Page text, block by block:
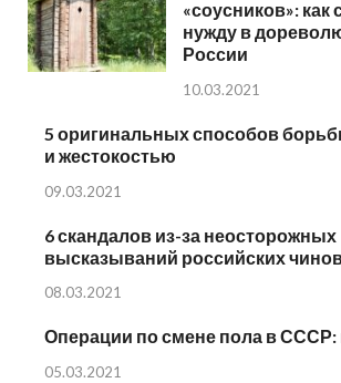
«соусников»: как
нужду в
России
10.03.2021
5 оригинальных способов
и жестокостью
09.03.2021
6 скандалов из-за неосторожных
высказываний российских
08.03.2021
Операции по смене пола в СССР:
05.03.2021